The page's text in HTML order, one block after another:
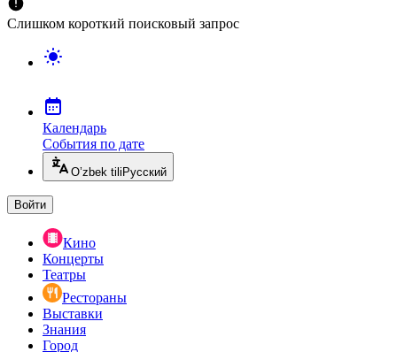
Слишком короткий поисковый запрос
Календарь
События по дате
O’zbek tili Русский
Войти
Кино
Концерты
Театры
Рестораны
Выставки
Знания
Город